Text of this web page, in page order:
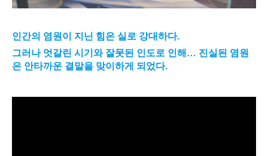
인간의 염원이 지닌 힘은 실로 강대하다.
그러나 엇갈린 시기와 잘못된 인도로 인해… 진실된 염원
은 안타까운 결말을 맞이하게 되었다.